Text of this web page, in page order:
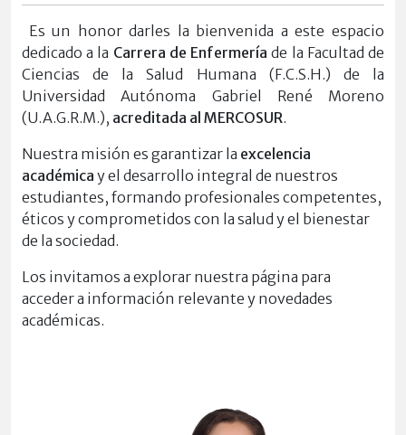
Es un honor darles la bienvenida a este espacio
dedicado a la Carrera de Enfermería de la Facultad de
Ciencias de la Salud Humana (F.C.S.H.) de la
Universidad Autónoma Gabriel René Moreno
(U.A.G.R.M.), acreditada al MERCOSUR.
Nuestra misión es garantizar la excelencia
académica y el desarrollo integral de nuestros
estudiantes, formando profesionales competentes,
éticos y comprometidos con la salud y el bienestar
de la sociedad.
Los invitamos a explorar nuestra página para
acceder a información relevante y novedades
académicas.